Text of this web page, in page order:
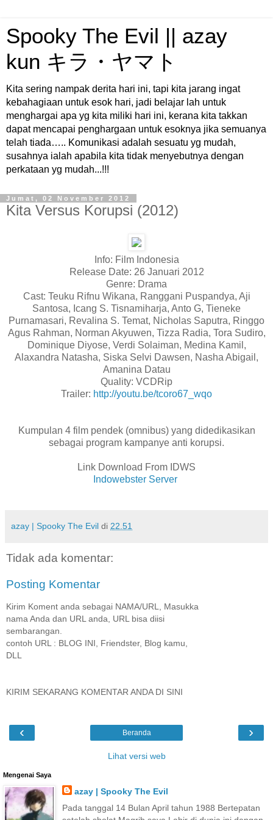
Spooky The Evil || azay
kun キラ・ヤマト
Kita sering nampak derita hari ini, tapi kita jarang ingat
kebahagiaan untuk esok hari, jadi belajar lah untuk
menghargai apa yg kita miliki hari ini, kerana kita takkan
dapat mencapai penghargaan untuk esoknya jika semuanya
telah tiada….. Komunikasi adalah sesuatu yg mudah,
susahnya ialah apabila kita tidak menyebutnya dengan
perkataan yg mudah...!!!
Jumat, 02 November 2012
Kita Versus Korupsi (2012)
Info: Film Indonesia
Release Date: 26 Januari 2012
Genre: Drama
Cast: Teuku Rifnu Wikana, Ranggani Puspandya, Aji
Santosa, Icang S. Tisnamiharja, Anto G, Tieneke
Purnamasari, Revalina S. Temat, Nicholas Saputra, Ringgo
Agus Rahman, Norman Akyuwen, Tizza Radia, Tora Sudiro,
Dominique Diyose, Verdi Solaiman, Medina Kamil,
Alaxandra Natasha, Siska Selvi Dawsen, Nasha Abigail,
Amanina Datau
Quality: VCDRip
Trailer: http://youtu.be/tcoro67_wqo
Kumpulan 4 film pendek (omnibus) yang didedikasikan
sebagai program kampanye anti korupsi.
Link Download From IDWS
Indowebster Server
azay | Spooky The Evil di 22.51
Tidak ada komentar:
Posting Komentar
Kirim Koment anda sebagai NAMA/URL, Masukka
nama Anda dan URL anda, URL bisa diisi
sembarangan.
contoh URL : BLOG INI, Friendster, Blog kamu,
DLL
KIRIM SEKARANG KOMENTAR ANDA DI SINI
‹ ›
Beranda
Lihat versi web
Mengenai Saya
azay | Spooky The Evil
Pada tanggal 14 Bulan April tahun 1988 Bertepatan